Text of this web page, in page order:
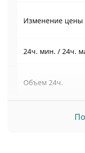
Изменение цены
24ч. мин. / 24ч.
Объем 24ч.
Объем /